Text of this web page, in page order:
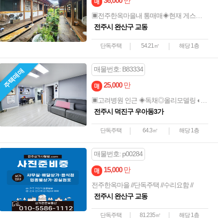
전주시 완산구 교동
단독주택 54.21㎡ 해당 1층
주택매매 매물번호: B83334
25,000만
전주시 덕진구 우아동3가
단독주택 64.3㎡ 해당 1층
매물번호: p00284
15,000만
전주한옥마을 //단독주택 //수리요함 //
전주시 완산구 교동
단독주택 81.235㎡ 해당 1층